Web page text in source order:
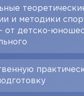
и методики
от детско-